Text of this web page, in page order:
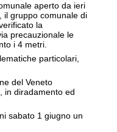
aperto da ieri
il gruppo comunale di
la
precauzionale le
i 4 metri.
particolari,
del Veneto
in diradamento ed
sabato 1 giugno un